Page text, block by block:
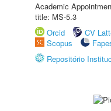
Academic
title: MS-5.3
Orcid
CV
Scopus
Repositório